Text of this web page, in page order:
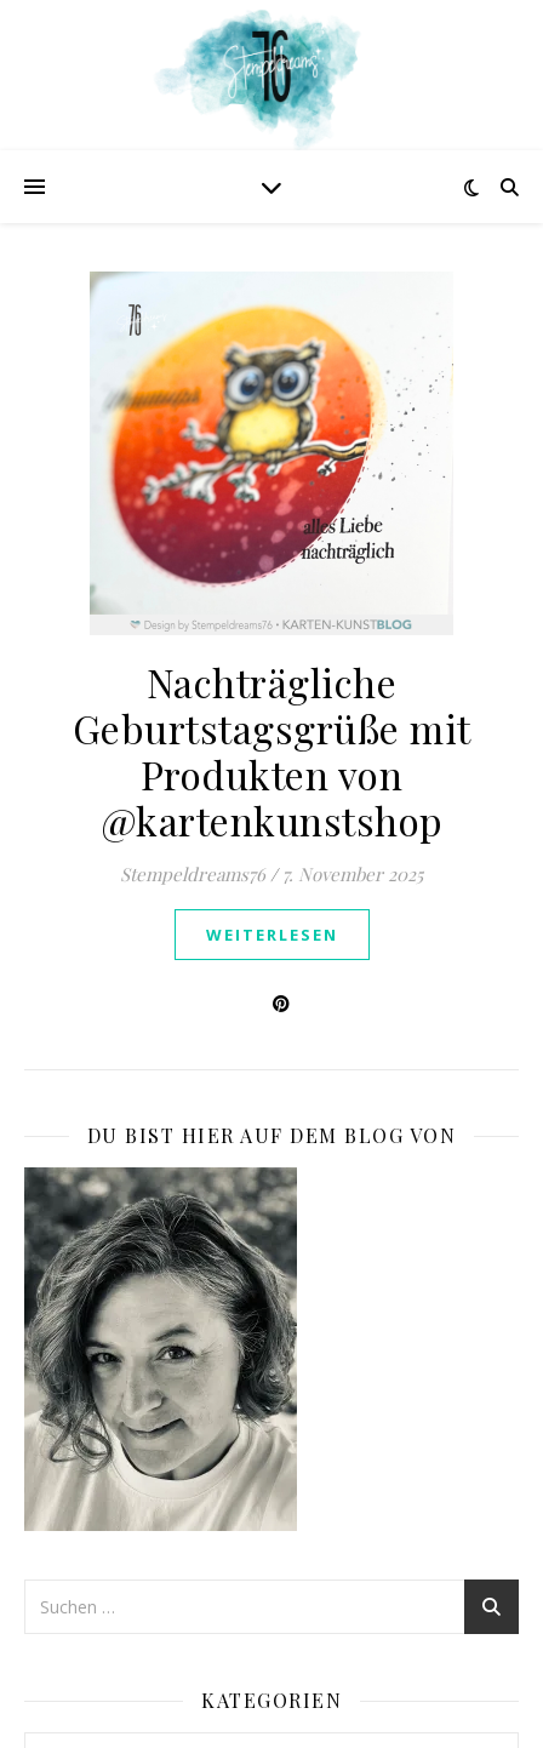
Nachträgliche
Geburtstagsgrüße mit
Produkten von
@kartenkunstshop
Stempeldreams76 / 7. November 2025
WEITERLESEN
DU BIST HIER AUF DEM BLOG VON
KATEGORIEN